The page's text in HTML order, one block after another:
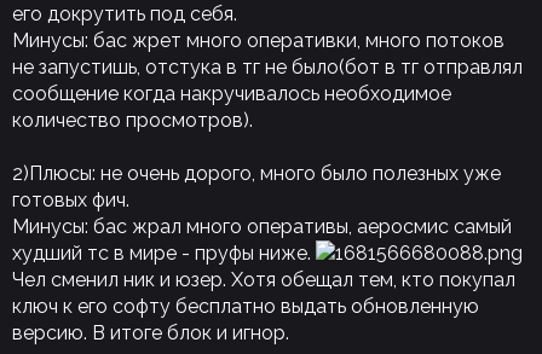
его докрутить под себя.
Минусы: бас жрет много оперативки, много потоков
не запустишь, отстука в тг не было(бот в тг отправлял
сообщение когда накручивалось необходимое
количество просмотров).
2)Плюсы: не очень дорого, много было полезных уже
готовых фич.
Минусы: бас жрал много оперативы, аеросмис самый
худший тс в мире - пруфы ниже.
Чел сменил ник и юзер. Хотя обещал тем, кто покупал
ключ к его софту бесплатно выдать обновленную
версию. В итоге блок и игнор.